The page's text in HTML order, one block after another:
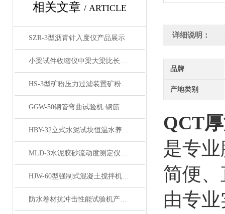
相关文章 / ARTICLE
SZR-3型沥青针入度仪产品展示
小梁试件收缩仪中梁大梁比长仪产品简介
HS-3型矿粉压力过滤装置矿粉回收仪产品展示
GGW-50钢管弯曲试验机 钢筋管板材弯曲试验机 展示
HBY-32立式水泥试块恒温水养护箱产品展示
MLD-3水泥胶砂流动度测定仪产品简介
HJW-60型强制式混凝土搅拌机产品展示
防水卷材抗冲击性能试验机产品展示 昌志长期供应
详细说明：
品牌
产地类别
QCT
是专
简便
由专